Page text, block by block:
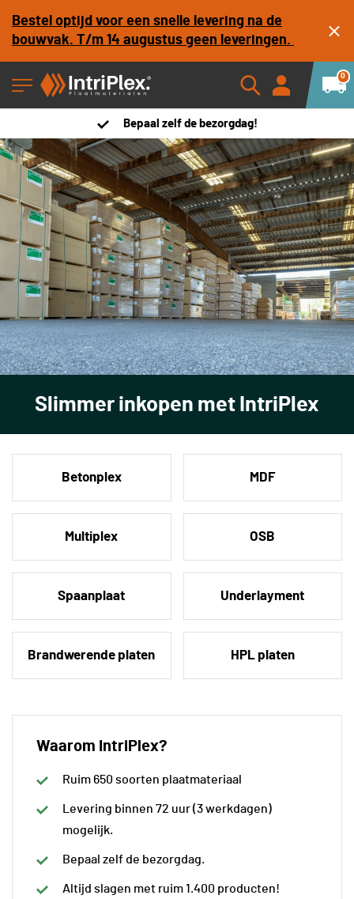
Bestel optijd voor een snelle levering na de
bouwvak. T/m 14 augustus geen leveringen.
0
Bepaal zelf de bezorgdag!
Slimmer inkopen met IntriPlex
Betonplex MDF
Multiplex OSB
Spaanplaat Underlayment
Brandwerende platen HPL platen
Waarom IntriPlex?
Ruim 650 soorten plaatmateriaal
Levering binnen 72 uur (3 werkdagen)
mogelijk.
Bepaal zelf de bezorgdag.
Altijd slagen met ruim 1.400 producten!